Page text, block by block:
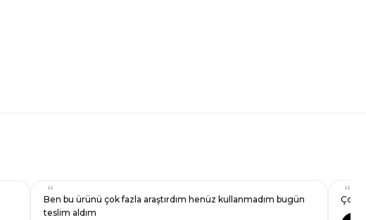
Ben bu ürünü çok fazla araştırdım henüz kullanmadım bugün
teslim aldım
Çok